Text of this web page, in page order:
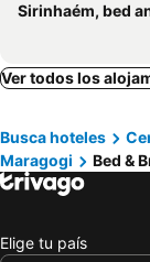
Sirinhaém, bed
Ver todos los
Busca hoteles
Maragogi
Bed &
Elige tu país